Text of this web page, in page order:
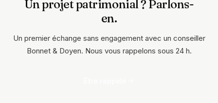
Un projet patrimonial ? Parlons-
en.
Un premier échange sans engagement avec un conseiller
Bonnet & Doyen. Nous vous rappelons sous 24 h.